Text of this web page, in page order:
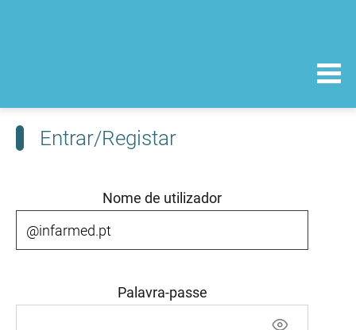
Entrar/Registar
Nome de utilizador
Palavra-passe